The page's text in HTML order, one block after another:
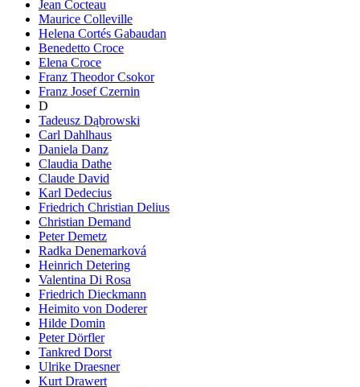
Jean Cocteau
Maurice Colleville
Helena Cortés Gabaudan
Benedetto Croce
Elena Croce
Franz Theodor Csokor
Franz Josef Czernin
D
Tadeusz Dąbrowski
Carl Dahlhaus
Daniela Danz
Claudia Dathe
Claude David
Karl Dedecius
Friedrich Christian Delius
Christian Demand
Peter Demetz
Radka Denemarková
Heinrich Detering
Valentina Di Rosa
Friedrich Dieckmann
Heimito von Doderer
Hilde Domin
Peter Dörfler
Tankred Dorst
Ulrike Draesner
Kurt Drawert